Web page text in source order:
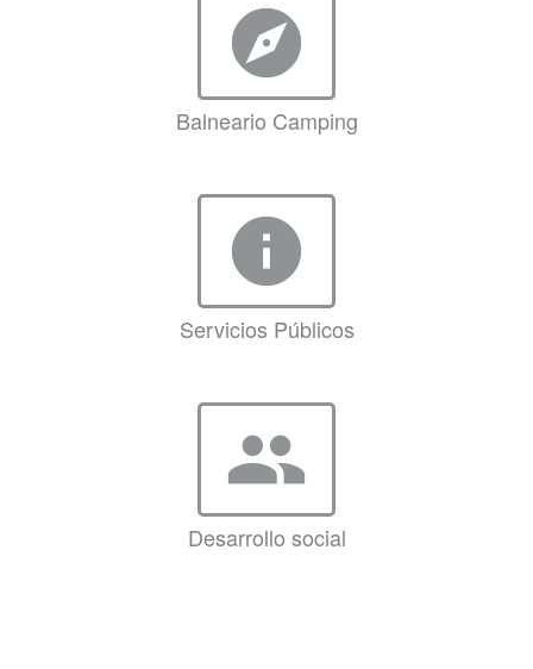
explore
Balneario Camping
info
Servicios Públicos
group
Desarrollo social